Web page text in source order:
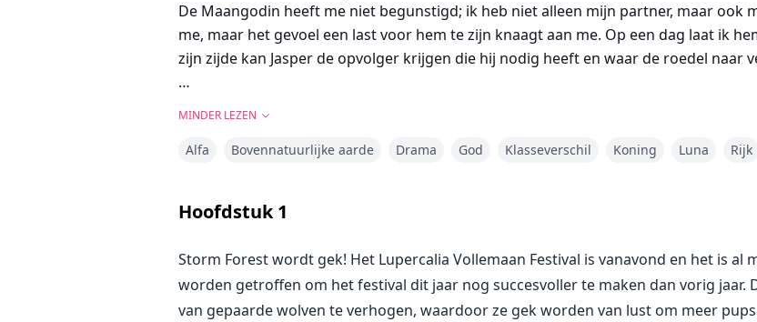
De Maangodin heeft me niet begunstigd; ik heb niet alleen mijn partner, maar ook
me, maar het gevoel een last voor hem te zijn knaagt aan me. Op een dag laat ik
zijn zijde kan Jasper de opvolger krijgen die hij nodig heeft en waar de roedel naar
Maar mijn geluk duurde niet lang. Ik verlies mijn geheugen bij een bootongeluk en
Jaren gingen voorbij, maar de Alpha gaf niet op en bleef naar me zoeken. Totdat hij
het Koninklijk Koninkrijk.
tussen ons opnieuw geactiveerd wordt, bevind ik me plotseling tussen twee
Maangodin haar plan onthult en Lupercalia voor mij moet buigen...
MINDER LEZEN
Alfa Bovennatuurlijke aarde Drama God Klasseverschil Koning Luna Rijk
Hoofdstuk1
Storm Forest wordt gek! Het Lupercalia Vollemaan Festival is vanavond en het is al
worden getroffen om het festival dit jaar nog succesvoller te maken dan vorig jaar.
van gepaarde wolven te verhogen, waardoor ze gek worden van lust om meer